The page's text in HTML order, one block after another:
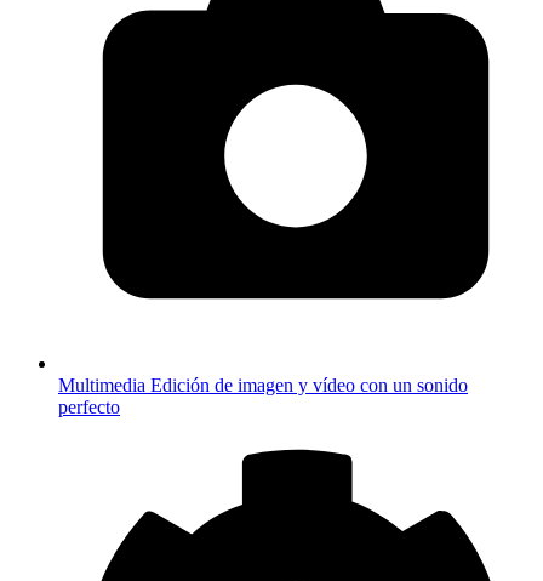
Multimedia Edición de imagen y vídeo con un sonido
perfecto